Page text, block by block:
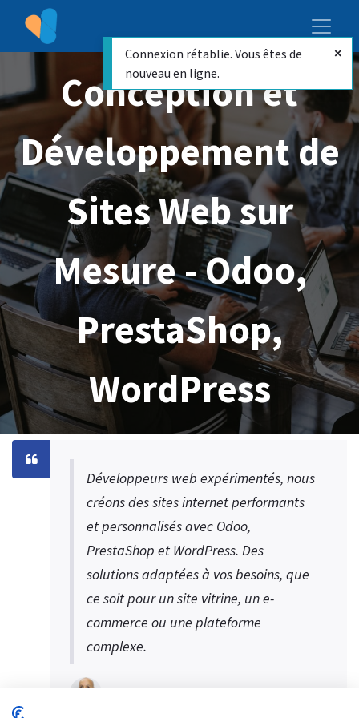
Conception et
Développement de
Sites Web sur
Mesure - Odoo,
PrestaShop,
WordPress
Développeurs web expérimentés, nous
créons des sites internet performants
et personnalisés avec Odoo,
PrestaShop et WordPress. Des
solutions adaptées à vos besoins, que
ce soit pour un site vitrine, un e-
commerce ou une plateforme
complexe.
Connexion rétablie. Vous êtes de
nouveau en ligne.